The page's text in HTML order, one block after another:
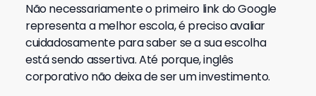
Não necessariamente o primeiro link do Google
representa a melhor escola, é preciso avaliar
cuidadosamente para saber se a sua escolha
está sendo assertiva. Até porque, inglês
corporativo não deixa de ser um investimento.